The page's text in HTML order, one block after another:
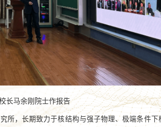
长马余刚院士作报告
所，长期致力于核结构与强子物理、极端条件